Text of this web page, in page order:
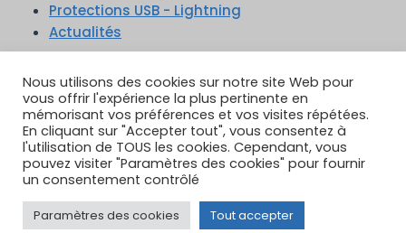
Protections USB - Lightning
Actualités
TikTok YouTube
Google Reviews
Instagram